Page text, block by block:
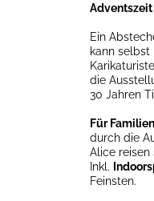
Adventszeit
Ein
kann selbst
die
30 Jahren
Für Familien
durch die
Alice
Inkl.
Feinsten.